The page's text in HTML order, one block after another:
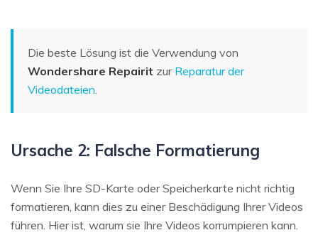
Die beste Lösung ist die Verwendung von
Wondershare Repairit zur Reparatur der
Videodateien.
Ursache 2: Falsche Formatierung
Wenn Sie Ihre SD-Karte oder Speicherkarte nicht richtig
formatieren, kann dies zu einer Beschädigung Ihrer Videos
führen. Hier ist, warum sie Ihre Videos korrumpieren kann.